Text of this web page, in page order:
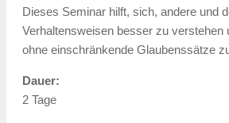
Dieses Seminar hilft, sich, andere und
Verhaltensweisen besser zu verstehen
ohne einschränkende Glaubenssätze
Dauer:
2 Tage